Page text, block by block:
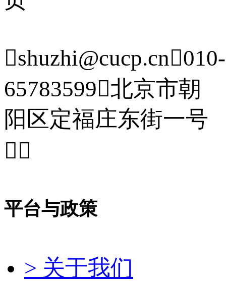
shuzhi@cucp.cn010-
65783599北京市朝
阳区定福庄东街一号

平台与政策
> 关于我们